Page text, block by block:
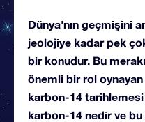
Dünya'nın geçmişini
jeolojiye kadar pek
bir konudur. Bu
önemli bir rol
karbon-14
karbon-14 nedir ve